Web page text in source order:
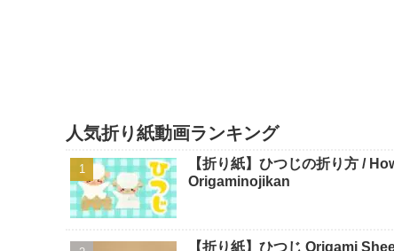
人気折り紙動画ランキング
【折り紙】ひつじの折り方 /
Origaminojikan
【折り紙】ひつじ Origami